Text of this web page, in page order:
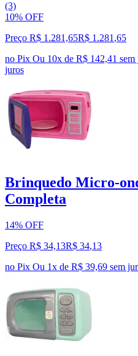
(3)
10% OFF
Preço R$ 1.281,65R$ 1.281 ,65
no Pix Ou 10x de R$ 142,41 sem
juros
Brinquedo Micro-
Completa
14% OFF
Preço R$ 34,13R$ 34,13
no Pix Ou 1x de R$ 39,69 sem